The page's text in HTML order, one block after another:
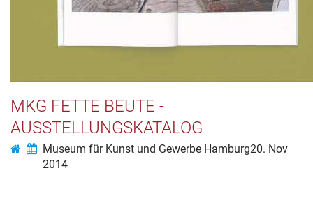
MKG FETTE BEUTE -
AUSSTELLUNGSKATALOG
Museum für Kunst und Gewerbe Hamburg20. Nov
2014